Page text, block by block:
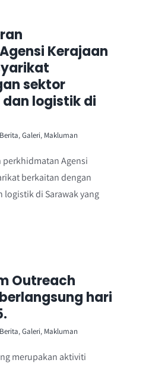
Kerajaan
sektor
logistik di
Berita,Galeri, Makluman
perkhidmatan Agensi
berkaitan dengan
di Sarawak yang
Outreach
hari
Berita,Galeri, Makluman
merupakan aktiviti